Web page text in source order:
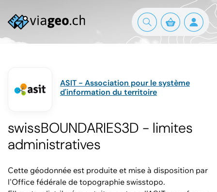
ASIT - Association pour le système
d'information du territoire
swissBOUNDARIES3D - limites
administratives
Cette géodonnée est produite et mise à disposition par
l'Office fédérale de topographie swisstopo.